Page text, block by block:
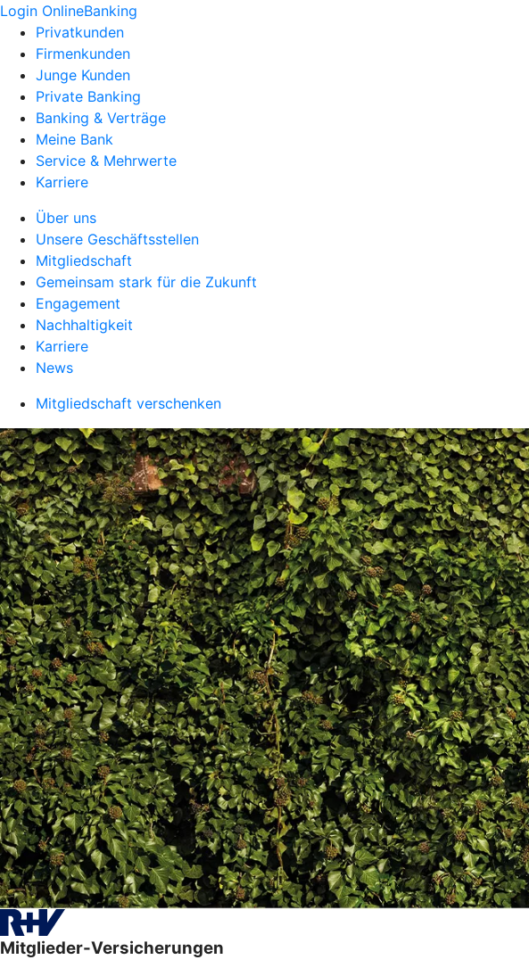
Login OnlineBanking
Privatkunden
Firmenkunden
Junge Kunden
Private Banking
Banking & Verträge
Meine Bank
Service & Mehrwerte
Karriere
Über uns
Unsere Geschäftsstellen
Mitgliedschaft
Gemeinsam stark für die Zukunft
Engagement
Nachhaltigkeit
Karriere
News
Mitgliedschaft verschenken
Mitglieder-Versicherungen